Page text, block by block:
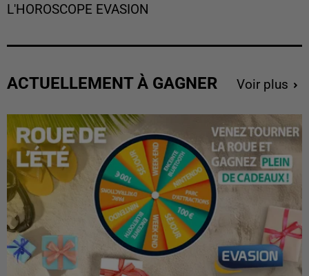
L'HOROSCOPE EVASION
ACTUELLEMENT À GAGNER Voir plus